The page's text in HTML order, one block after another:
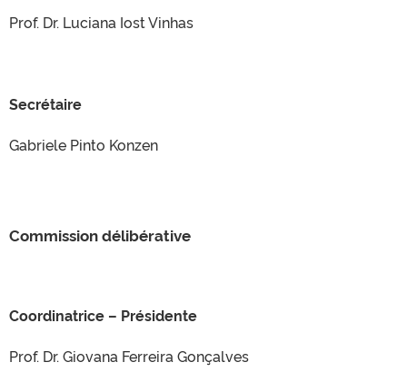
Prof. Dr. Luciana Iost Vinhas
Secrétaire
Gabriele Pinto Konzen
Commission délibérative
Coordinatrice – Présidente
Prof. Dr. Giovana Ferreira Gonçalves